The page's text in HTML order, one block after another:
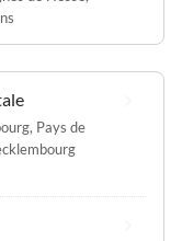
, Pays de